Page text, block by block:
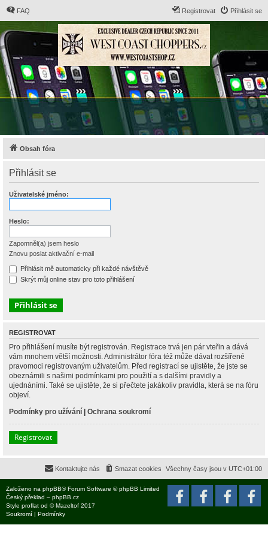
FAQ Přihlásit se
Registrovat
Obsah fóra
Přihlásit se
Uživatelské jméno:
Heslo:
Zapomněl(a) jsem heslo
Znovu poslat aktivační e-mail
Přihlásit mě automaticky při každé návštěvě
Skrýt můj online stav pro toto přihlášení
REGISTROVAT
Pro přihlášení musíte být registrován. Registrace trvá jen pár vteřin a dává
vám mnohem větší možnosti. Administrátor fóra též může dávat rozšířené
pravomoci registrovaným uživatelům. Před registrací se ujistěte, že jste se
obeznámili s našimi podmínkami pro použití a s dalšími pravidly a
ujednáními. Také se ujistěte, že si přečtete jakákoliv pravidla, která se na fóru
objeví.
Podmínky pro užívání | Ochrana soukromí
Registrovat
Všechny časy jsou v UTC+01:00
Smazat cookies
Kontaktujte nás
Založeno na phpBB® Forum Software © phpBB Limited
Český překlad – phpBB.cz
Style proflat od ©Mazeltof 2017
Soukromí | Podmínky